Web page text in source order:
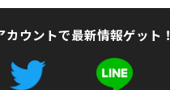
カウントで最新情報ゲット！